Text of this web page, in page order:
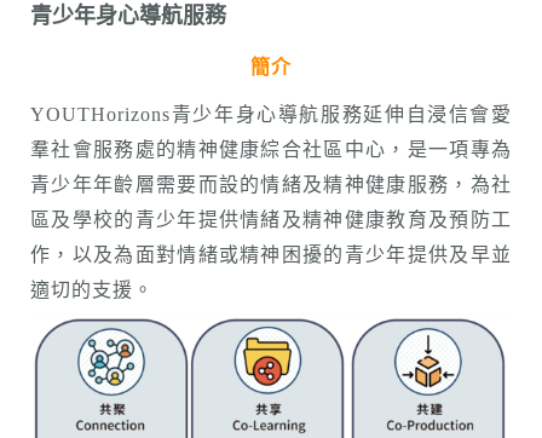
青少年身心導航服務
簡介
YOUTHorizons青少年身心導航服務延伸自浸信會愛
羣社會服務處的精神健康綜合社區中心，是一項專為
青少年年齡層需要而設的情緒及精神健康服務，為社
區及學校的青少年提供情緒及精神健康教育及預防工
作，以及為面對情緒或精神困擾的青少年提供及早並
適切的支援。